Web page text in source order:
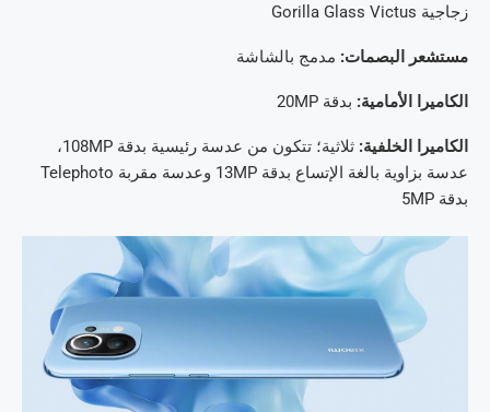
زجاجية Gorilla Glass Victus
مستشعر البصمات: مدمج بالشاشة
الكاميرا الأمامية: بدقة 20MP
الكاميرا الخلفية:
ثلاثية؛ تتكون من عدسة رئيسية بدقة 108MP،
عدسة بزاوية بالغة الإتساع بدقة 13MP وعدسة مقربة Telephoto
بدقة 5MP